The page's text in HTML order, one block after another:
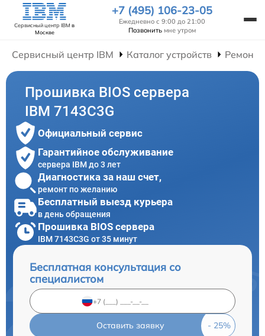
Сервисный центр IBM в
Москве
+7 (495) 106-23-05
Ежедневно с 9:00 до 21:00
Позвонить мне утром
Сервисный центр IBM Каталог устройств Ремонт
Прошивка BIOS сервера
IBM 7143C3G
Официальный сервис
Гарантийное обслуживание
сервера IBM до 3 лет
Диагностика за наш счет,
ремонт по желанию
Бесплатный выезд курьера
в день обращения
Прошивка BIOS сервера
IBM 7143C3G от 35 минут
Бесплатная консультация со
специалистом
Оставить заявку